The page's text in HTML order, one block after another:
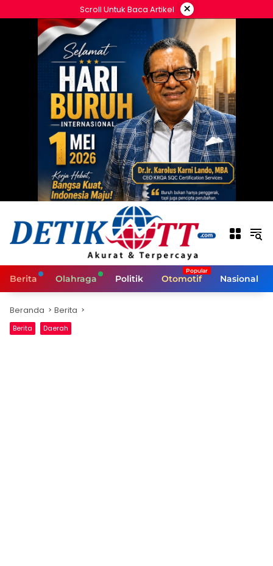
ke
Scroll Untuk Baca Artikel ×
Berita Olahraga Politik Otomotif Nasional
Beranda Berita
Berita Daerah